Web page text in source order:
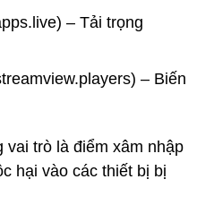
– Tải trọng
– Biến
vai trò là điểm xâm nhập
hại vào các thiết bị bị